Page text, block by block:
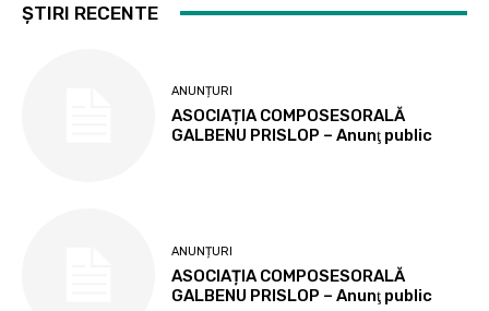
ȘTIRI RECENTE
ANUNȚURI
ASOCIAȚIA COMPOSESORALĂ
GALBENU PRISLOP – Anunţ public
ANUNȚURI
ASOCIAȚIA COMPOSESORALĂ
GALBENU PRISLOP – Anunţ public